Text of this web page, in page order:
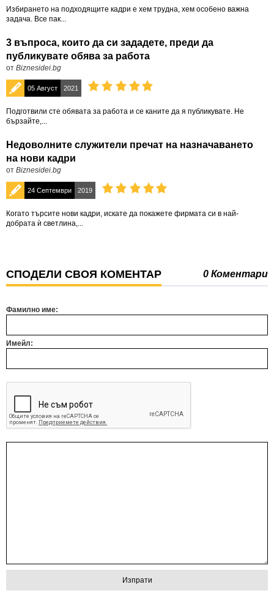
Избирането на подходящите кадри е хем трудна, хем особено важна
задача. Все пак...
3 въпроса, които да си зададете, преди да
публикувате обява за работа
от Biznesidei.bg
05 Август 2021
Подготвили сте обявата за работа и се каните да я публикувате. Не
бързайте,...
Недоволните служители пречат на назначаването
на нови кадри
от Biznesidei.bg
24 Септември 2019
Когато търсите нови кадри, искате да покажете фирмата си в най-
добрата ѝ светлина,...
СПОДЕЛИ СВОЯ КОМЕНТАР 0 Коментари
Фамилно име:
Имейл: